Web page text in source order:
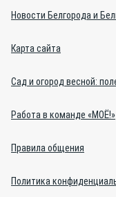
Новости Белгорода и
Карта сайта
Сад и огород весной:
Работа в команде «МОЁ!»
Правила общения
Политика